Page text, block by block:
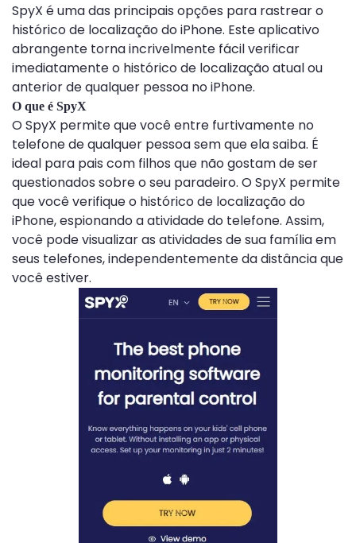
SpyX é uma das principais opções para rastrear o
histórico de localização do iPhone. Este aplicativo
abrangente torna incrivelmente fácil verificar
imediatamente o histórico de localização atual ou
anterior de qualquer pessoa no iPhone.
O que é SpyX
O SpyX permite que você entre furtivamente no
telefone de qualquer pessoa sem que ela saiba. É
ideal para pais com filhos que não gostam de ser
questionados sobre o seu paradeiro. O SpyX permite
que você verifique o histórico de localização do
iPhone, espionando a atividade do telefone. Assim,
você pode visualizar as atividades de sua família em
seus telefones, independentemente da distância que
você estiver.